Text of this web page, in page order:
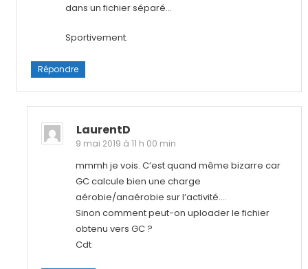
dans un fichier séparé…
Sportivement.
Répondre
LaurentD
9 mai 2019 à 11 h 00 min
mmmh je vois. C’est quand même bizarre car
GC calcule bien une charge
aérobie/anaérobie sur l’activité….
Sinon comment peut-on uploader le fichier
obtenu vers GC ?
Cdt